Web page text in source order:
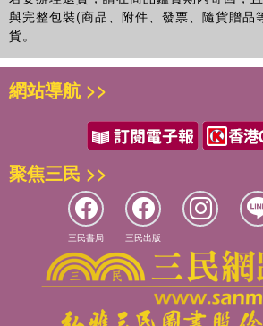
與完整包裝(商品、附件、發票、隨貨贈品
貨。
網站導航 >>
聚焦三民 >>
三民書局 三民出版